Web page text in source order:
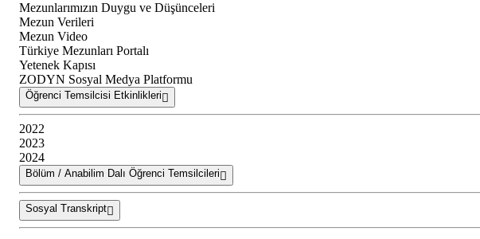
Mezunlarımızın Duygu ve Düşünceleri
Mezun Verileri
Mezun Video
Türkiye Mezunları Portalı
Yetenek Kapısı
ZODYN Sosyal Medya Platformu
Öğrenci Temsilcisi Etkinlikleri
2022
2023
2024
Bölüm / Anabilim Dalı Öğrenci Temsilcileri
Sosyal Transkript